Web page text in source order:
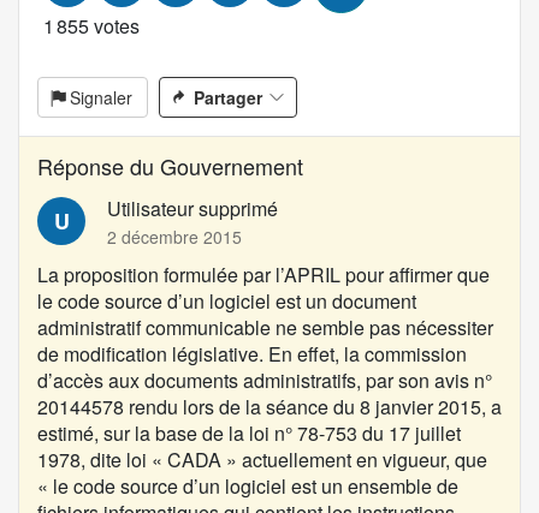
o
:
1 855 votes
Signaler Partager
Réponse du Gouvernement
U
Utilisateur supprimé
2 décembre 2015
La proposition formulée par l’APRILpour affirmer que
le code source d’un logiciel est un document
administratif communicable ne semble pas nécessiter
de modification législative. En effet, la commission
d’accès aux documents administratifs, par son avis n°
20144578 rendu lors de la séance du 8 janvier 2015, a
estimé, sur la base de la loi n° 78-753 du 17 juillet
1978, dite loi « CADA » actuellement en vigueur, que
« le code source d’un logiciel est un ensemble de